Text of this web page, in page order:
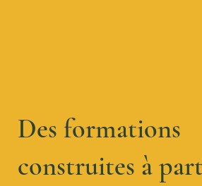
Des formations
construites à